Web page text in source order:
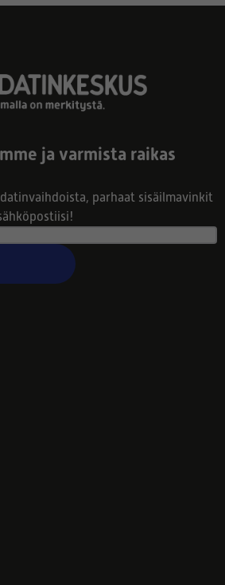
ja varmista raikas
parhaat sisäilmavinkit